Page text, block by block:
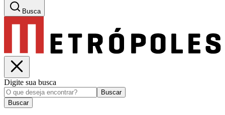
Busca
Digite sua busca
Buscar
Buscar